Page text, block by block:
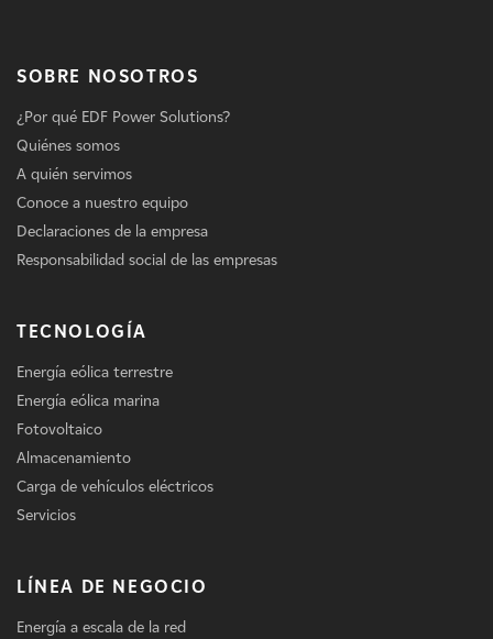
SOBRE NOSOTROS
¿Por qué EDF Power Solutions?
Quiénes somos
A quién servimos
Conoce a nuestro equipo
Declaraciones de la empresa
Responsabilidad social de las empresas
TECNOLOGÍA
Energía eólica terrestre
Energía eólica marina
Fotovoltaico
Almacenamiento
Carga de vehículos eléctricos
Servicios
LÍNEA DE NEGOCIO
Energía a escala de la red